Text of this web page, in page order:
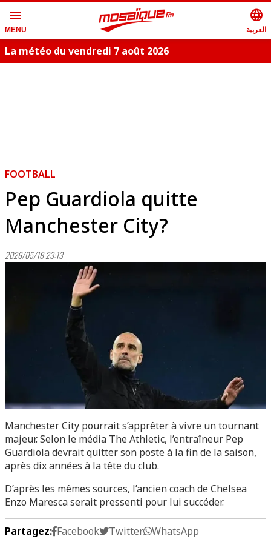
menu
MENU
language
العربية
La météo du vendredi 7 août 2026
FOOTBALL
Pep Guardiola quitte
Manchester City?
2026/05/18 23:13
Manchester City pourrait s’apprêter à vivre un tournant
majeur. Selon le média The Athletic, l’entraîneur Pep
Guardiola devrait quitter son poste à la fin de la saison,
après dix années à la tête du club.
D’après les mêmes sources, l’ancien coach de Chelsea
Enzo Maresca serait pressenti pour lui succéder.
Partagez: Facebook Twitter WhatsApp